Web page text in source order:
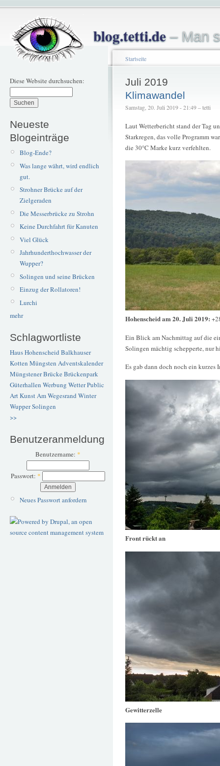
blog.tetti.de– Man
Diese Website durchsuchen:
Neueste
Blogeinträge
Blog-Ende?
Was lange währt, wird endlich
gut.
Strohner Brücke auf der
Zielgeraden
Die Messerbrücke zu Strohn
Keine Durchfahrt für Kanuten
Viel Glück
Jahrhunderthochwasser der
Wupper?
Solingen und seine Brücken
Einzug der Rollatoren!
Lurchi
mehr
Schlagwortliste
Haus Hohenscheid Balkhauser
Kotten Müngsten Adventskalender
Müngstener BrückeBrückenpark
Güterhallen Werbung WetterPublic
ArtKunstAm Wegesrand Winter
WupperSolingen
>>
Benutzeranmeldung
Benutzername: *
Passwort: *
Neues Passwort anfordern
Startseite
Juli 2019
Klimawandel
Samstag, 20. Juli 2019 - 21:49 – tetti
Laut Wetterbericht stand der Tag
Starkregen, das volle Programm
die 30°C Marke kurz verfehlten.
Hohenscheid am 20. Juli 2019:
Ein Blick am Nachmittag auf die
Solingen mächtig schepperte, nur
Es gab dann doch noch ein
Front rückt an
Gewitterzelle